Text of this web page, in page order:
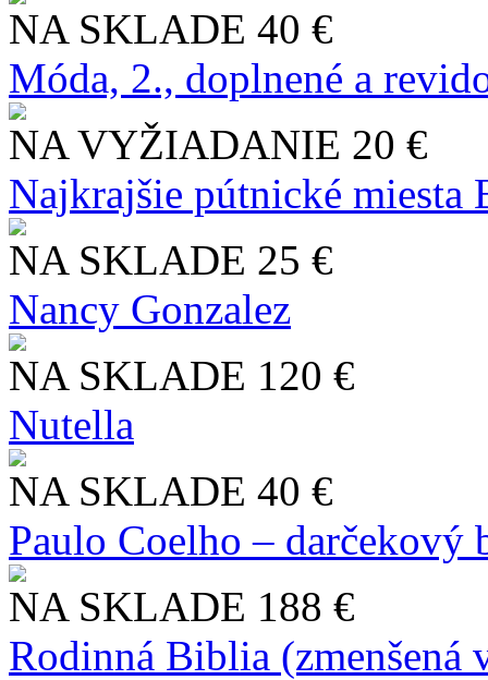
NA SKLADE 40 €
Móda, 2., doplnené a
NA VYŽIADANIE 20 €
Najkrajšie pútnické miesta
NA SKLADE 25 €
Nancy Gonzalez
NA SKLADE 120 €
Nutella
NA SKLADE 40 €
Paulo Coelho – darčekový
NA SKLADE 188 €
Rodinná Biblia (zmenšená